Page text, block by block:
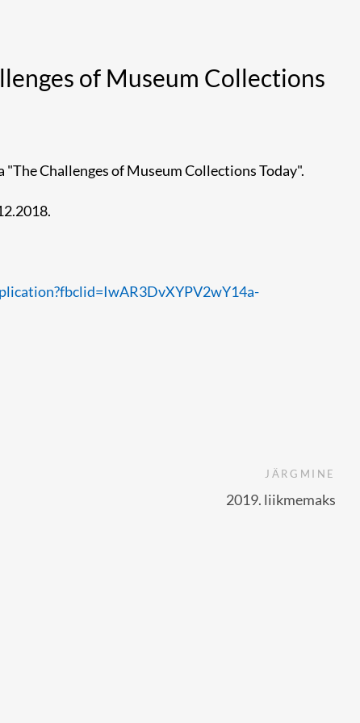
of Museum Collections
Challenges of Museum Collections Today".
JÄRGMINE
2019. liikmemaks